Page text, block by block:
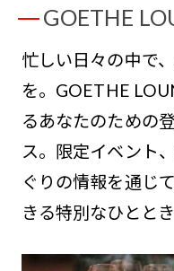
GOETHE
忙しい日々の中で
を。GOETHE
るあなたのための
ス。限定イベント
ぐりの情報を通じ
きる特別なひとと